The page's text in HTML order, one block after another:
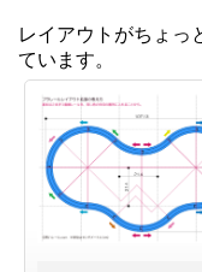
レイアウトがちょっ
ています。